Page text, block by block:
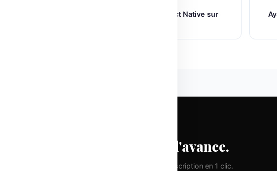
Déployer LLMs en local avec React Native sur
Prenez une longueur d'avance.
Pas de spam. Que de la valeur pure. Désinscription en 1 clic.